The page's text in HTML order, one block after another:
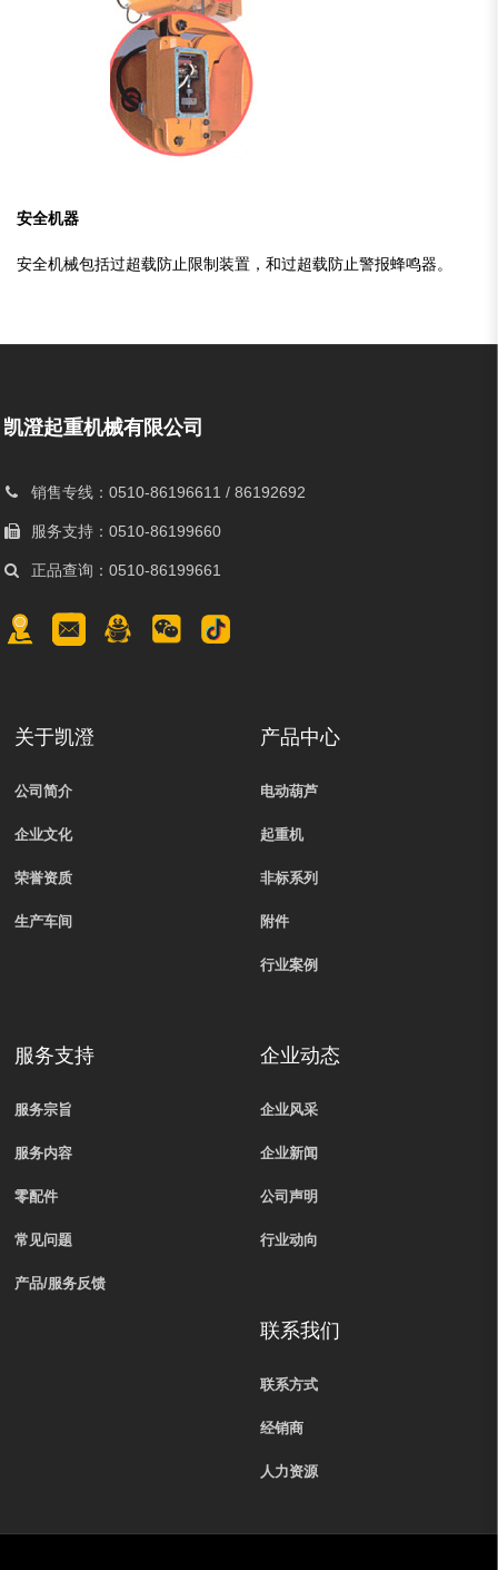
安全机器
安全机械包括过超载防止限制装置，和过超载防止警报蜂鸣器。
凯澄起重机械有限公司
销售专线：0510-86196611 / 86192692
服务支持：0510-86199660
正品查询：0510-86199661
关于凯澄
公司简介
企业文化
荣誉资质
生产车间
产品中心
电动葫芦
起重机
非标系列
附件
行业案例
服务支持
服务宗旨
服务内容
零配件
常见问题
产品/服务反馈
企业动态
企业风采
企业新闻
公司声明
行业动向
联系我们
联系方式
经销商
人力资源